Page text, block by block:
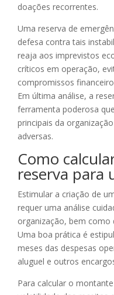
doações recorrentes.
Uma reserva de
defesa contra tais
reaja aos imprevistos
críticos em operação,
compromissos
Em última análise, a
ferramenta poderosa
principais da
adversas.
Como
reserva para
Estimular a criação de
requer uma análise
organização, bem como
Uma boa prática é
meses das despesas
aluguel e outros
Para calcular o